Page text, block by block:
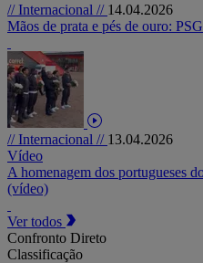
// Internacional // 14.04.2026
Mãos de prata e pés de ouro:
// Internacional // 13.04.2026
Vídeo
A homenagem dos portugueses
(vídeo)
Ver todos
Confronto Direto
Classificação